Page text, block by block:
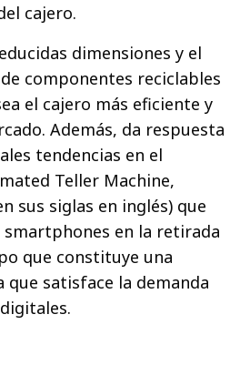
cajero.
dimensiones y el
componentes reciclables
el cajero más eficiente y
Además, da respuesta
tendencias en el
Teller Machine,
sus siglas en inglés) que
en la retirada
que constituye una
que satisface la demanda